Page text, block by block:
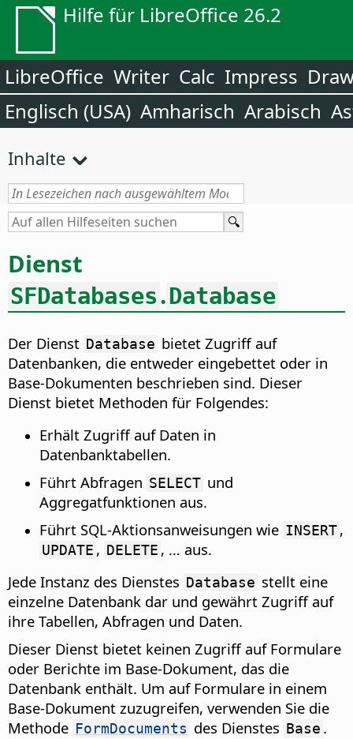
Hilfe für LibreOffice 26.2
LibreOffice Writer Calc Impress
Englisch (USA) Amharisch Arabisch
Inhalte
Dienst
SFDatabases.Database
Der Dienst Database bietet Zugriff auf
Datenbanken, die entweder eingebettet oder in
Base-Dokumenten beschrieben sind. Dieser
Dienst bietet Methoden für Folgendes:
Erhält Zugriff auf Daten in
Datenbanktabellen.
Führt Abfragen SELECT und
Aggregatfunktionen aus.
Führt SQL-Aktionsanweisungen wie INSERT,
UPDATE , DELETE , … aus.
Jede Instanz des Dienstes Database stellt eine
einzelne Datenbank dar und gewährt Zugriff auf
ihre Tabellen, Abfragen und Daten.
Dieser Dienst bietet keinen Zugriff auf Formulare
oder Berichte im Base-Dokument, das die
Datenbank enthält. Um auf Formulare in einem
Base-Dokument zuzugreifen, verwenden Sie die
Methode FormDocuments des Dienstes Base .